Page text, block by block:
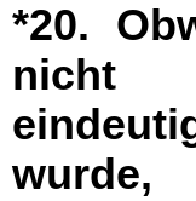
*20.
nicht